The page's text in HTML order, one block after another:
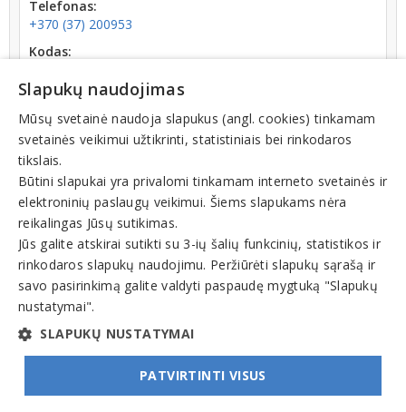
Telefonas:
+370 (37) 200953
Kodas:
Registracijos data:
1999-08-06
Darbuotojų skaičius:
iki 10 darbuotojų
Veiklos sritys
Odontologijos paslaugos, odontologai
© INFOMINTA, UAB. Visos teisės saugomos. Telefonas
info@1551.info
Slapukų naudojimas
Mūsų svetainė naudoja slapukus (angl. cookies) tinkamam
svetainės veikimui užtikrinti, statistiniais bei rinkodaros
tikslais.
Būtini slapukai yra privalomi tinkamam interneto svetainės ir
elektroninių paslaugų veikimui. Šiems slapukams nėra
reikalingas Jūsų sutikimas.
Jūs galite atskirai sutikti su 3-ių šalių funkcinių, statistikos ir
rinkodaros slapukų naudojimu. Peržiūrėti slapukų sąrašą ir
savo pasirinkimą galite valdyti paspaudę mygtuką "Slapukų
nustatymai".
SLAPUKŲ NUSTATYMAI
PATVIRTINTI VISUS